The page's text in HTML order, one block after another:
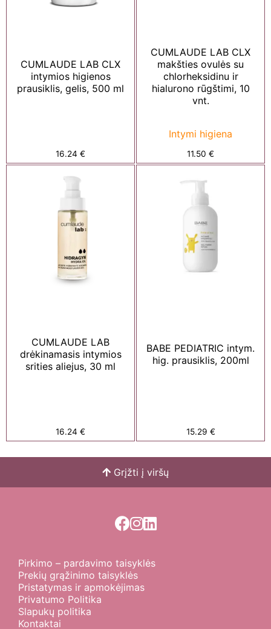
CUMLAUDE LAB CLX
intymios higienos
prausiklis, gelis, 500 ml
16.24 €
CUMLAUDE LAB CLX
makšties ovulės su
chlorheksidinu ir
hialurono rūgštimi, 10
vnt.
Intymi higiena
11.50 €
CUMLAUDE LAB
drėkinamasis intymios
srities aliejus, 30 ml
16.24 €
BABE PEDIATRIC intym.
hig. prausiklis, 200ml
15.29 €
Grįžti į viršų
Pirkimo – pardavimo taisyklės
Prekių grąžinimo taisyklės
Pristatymas ir apmokėjimas
Privatumo Politika
Slapukų politika
Kontaktai